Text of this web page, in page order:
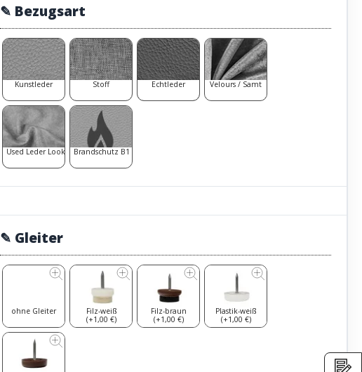
✎ Bezugsart
Kunstleder Stoff Echtleder Velours / Samt
Used Leder Look Brandschutz B1
✎ Gleiter
ohne Gleiter
Filz-weiß
(+1,00 €)
Filz-braun
(+1,00 €)
Plastik-weiß
(+1,00 €)